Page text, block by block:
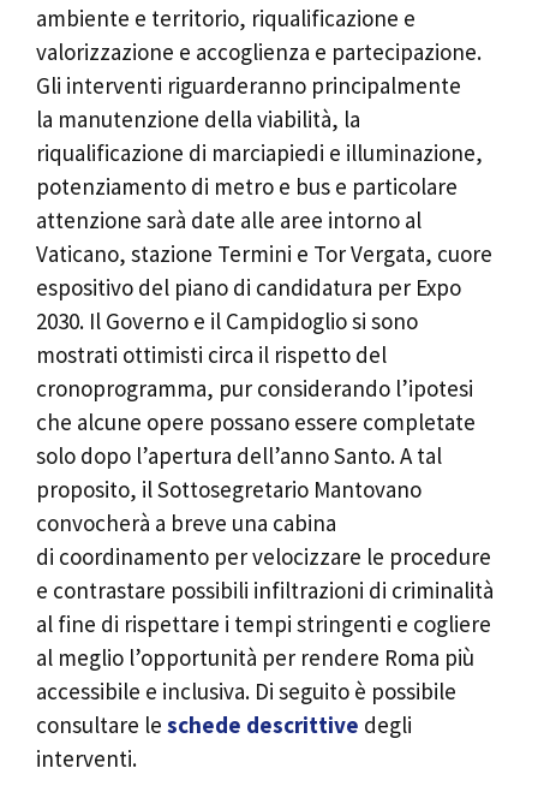
ambiente e territorio, riqualificazione e
valorizzazione e accoglienza e partecipazione.
Gli interventi riguarderanno principalmente
la manutenzione della viabilità, la
riqualificazione di marciapiedi e illuminazione,
potenziamento di metro e bus e particolare
attenzione sarà date alle aree intorno al
Vaticano, stazione Termini e Tor Vergata, cuore
espositivo del piano di candidatura per Expo
2030. Il Governo e il Campidoglio si sono
mostrati ottimisti circa il rispetto del
cronoprogramma, pur considerando l’ipotesi
che alcune opere possano essere completate
solo dopo l’apertura dell’anno Santo. A tal
proposito, il Sottosegretario Mantovano
convocherà a breve una cabina
di coordinamento per velocizzare le procedure
e contrastare possibili infiltrazioni di criminalità
al fine di rispettare i tempi stringenti e cogliere
al meglio l’opportunità per rendere Roma più
accessibile e inclusiva. Di seguito è possibile
consultare le schede descrittive degli
interventi.